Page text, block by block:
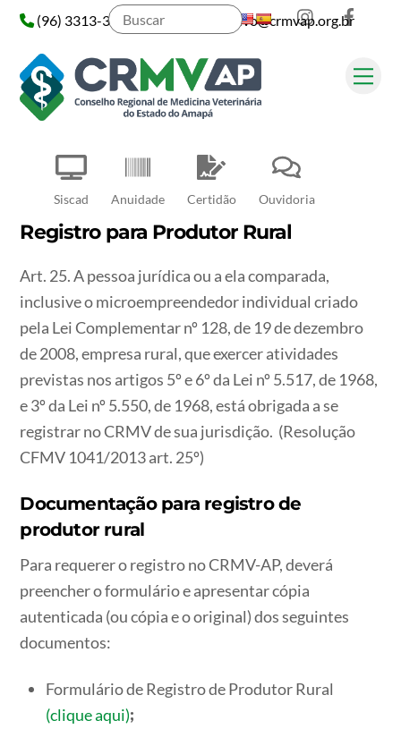
Skip
content
Siscad Anuidade Certidão Ouvidoria
Instagram
(96) 3313-3313
administrativo@crmvap.org.br
Pesquisar
Registro para Produtor Rural
Art. 25. A pessoa jurídica ou a ela comparada,
inclusive o microempreendedor individual criado
pela Lei Complementar nº 128, de 19 de dezembro
de 2008, empresa rural, que exercer atividades
previstas nos artigos 5º e 6º da Lei nº 5.517, de 1968,
e 3º da Lei nº 5.550, de 1968, está obrigada a se
registrar no CRMV de sua jurisdição. (Resolução
CFMV 1041/2013 art. 25º)
Documentação para registro de
produtor rural​
Para requerer o registro no CRMV-AP, deverá
preencher o formulário e apresentar cópia
autenticada (ou cópia e o original) dos seguintes
documentos:
Formulário de Registro de Produtor Rural
(clique aqui);